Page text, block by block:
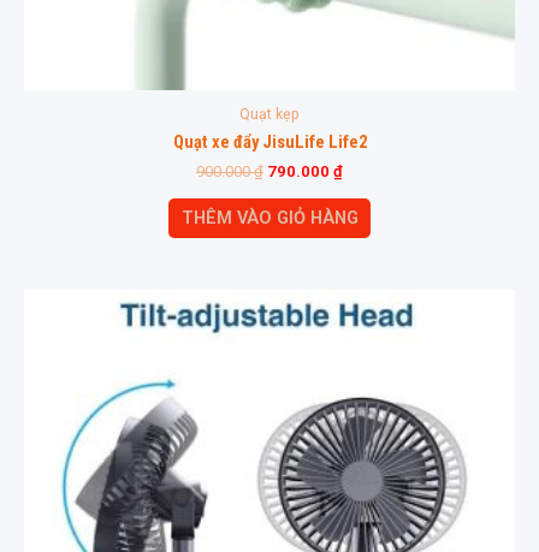
Quạt kẹp
Quạt xe đẩy JisuLife Life2
900.000₫ 790.000 ₫
THÊM VÀO GIỎ HÀNG